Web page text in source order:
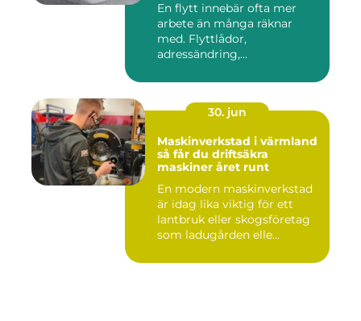
En flytt innebär ofta mer
arbete än många räknar
med. Flyttlådor,
adressändring,
30. jun
Maskinverkstad i värmland
så får du driftsäkra
maskiner året runt
En modern maskinverkstad
är idag lika viktig för ett
lantbruk eller skogsföretag
som ladugården elle...